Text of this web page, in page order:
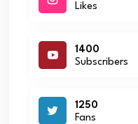
Likes
1400
Subscribers
1250
Fans